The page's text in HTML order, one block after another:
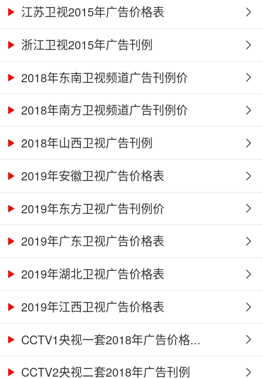
江苏卫视2015年广告价格表
浙江卫视2015年广告刊例
2018年东南卫视频道广告刊例价
2018年南方卫视频道广告刊例价
2018年山西卫视广告刊例
2019年安徽卫视广告价格表
2019年东方卫视广告刊例价
2019年广东卫视广告价格表
2019年湖北卫视广告价格表
2019年江西卫视广告价格表
CCTV1央视一套2018年广告价格...
CCTV2央视二套2018年广告刊例